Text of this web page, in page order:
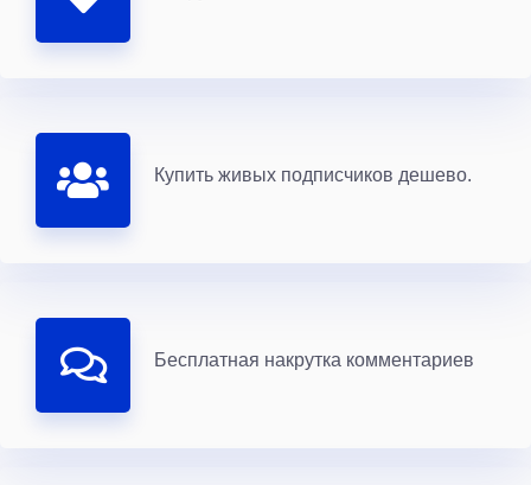
Купить живых подписчиков дешево.
Бесплатная накрутка комментариев